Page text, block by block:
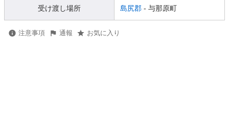
受け渡し場所 島尻郡 - 与那原町
注意事項 通報 お気に入り